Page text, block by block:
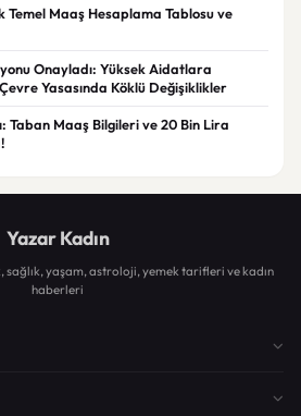
Temel Maaş Hesaplama Tablosu ve
Onayladı: Yüksek Aidatlara
Yasasında Köklü Değişiklikler
Taban Maaş Bilgileri ve 20 Bin Lira
Yazar Kadın
sağlık, yaşam, astroloji, yemek tarifleri ve kadın
haberleri